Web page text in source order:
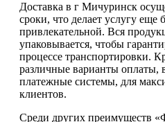
Доставка в г Мичуринск
сроки, что делает услугу еще
привлекательной. Вся
упаковывается, чтобы
процессе транспортировки.
различные варианты оплаты,
платежные системы, для
клиентов.
Среди других преимуществ